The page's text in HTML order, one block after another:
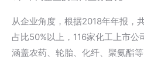
从企业角度，根据2018年年报，
占比50%以上，116家化工上市公
涵盖农药、轮胎、化纤、聚氨酯等